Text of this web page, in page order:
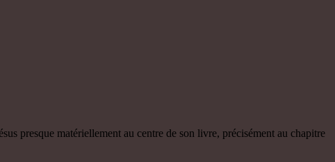
presque matériellement au centre de son livre, précisément au chapitre